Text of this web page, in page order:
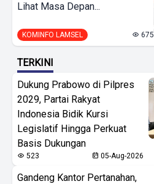
Lihat Masa Depan...
KOMINFO LAMSEL 675
TERKINI
Dukung Prabowo di Pilpres
2029, Partai Rakyat
Indonesia Bidik Kursi
Legislatif Hingga Perkuat
Basis Dukungan
523 05-Aug-2026
Gandeng Kantor Pertanahan,